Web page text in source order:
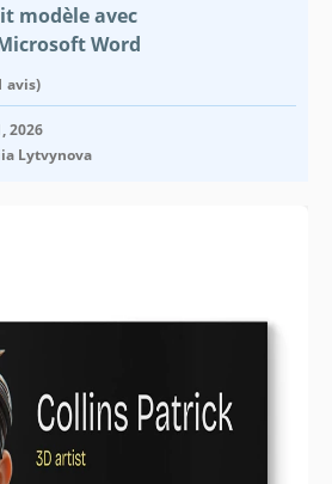
modèle avec
Word
avis)
2026
Lytvynova